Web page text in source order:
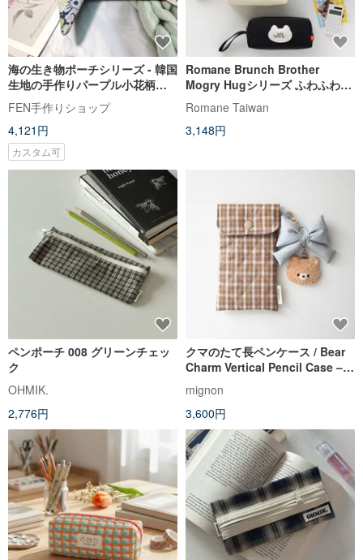
海の生き物ポーチシリーズ - 韓国
生地の手作りパープル小花柄ク
ジラペンケース - クジラ筆箱 鉛
筆ポーチ
FEN手作りショップ
4,121円
カスタム可
Romane Brunch Brother
Mogry Hugシリーズ ふわふわペ
ンケース
Romane Taiwan
3,148円
ペンポーチ 008 グリーンチェッ
ク
OHMIK.
2,776円
クマのたて長ペンケース / Bear
Charm Vertical Pencil Case –
Korean Quilted Fabric
mignon
3,600円